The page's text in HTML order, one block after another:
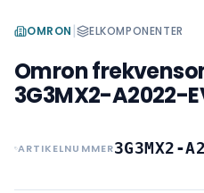
OMRON | ELKOMPONENTER
Omron
3G3MX2-A2022-
ARTIKELNUMMER3G3MX2-